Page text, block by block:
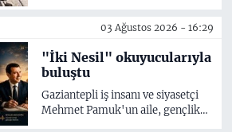
kapsamında, ilçe merkezinin ilk
yerleşim yeri olan Kale
Mahallesi'nde ilçe tarihinde ilk
kez sıcak asfalt uygulaması
gerçekleştirildi.
03 Ağustos 2026 - 16:29
"İki Nesil" okuyucularıyla
buluştu
Gaziantepli iş insanı ve siyasetçi
Mehmet Pamuk'un aile, gençlik